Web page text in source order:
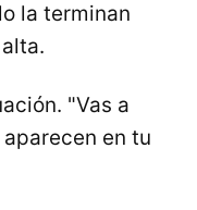
la terminan
"Vas a
en tu